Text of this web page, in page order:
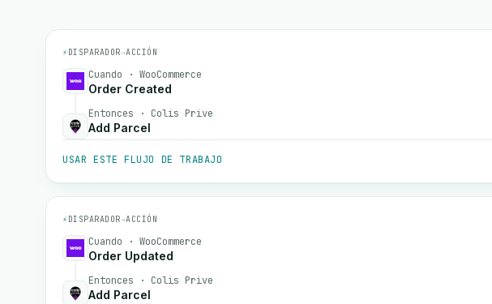
⚡ DISPARADOR→ACCIÓN
Cuando · WooCommerce
Order Created
Entonces · Colis Prive
Add Parcel
USAR ESTE FLUJO DE TRABAJO
⚡ DISPARADOR→ACCIÓN
Cuando · WooCommerce
Order Updated
Entonces · Colis Prive
Add Parcel